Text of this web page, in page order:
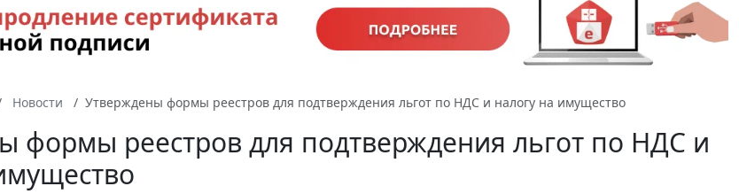
Новости Утверждены формы реестров для подтверждения льгот по НДС и налогу на имущество
формы реестров для подтверждения льгот по НДС и